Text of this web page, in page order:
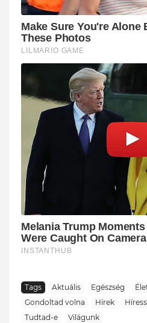
Tags Aktuális Egészség
Gondoltad volna
Hírek
Tudtad-e
Világunk